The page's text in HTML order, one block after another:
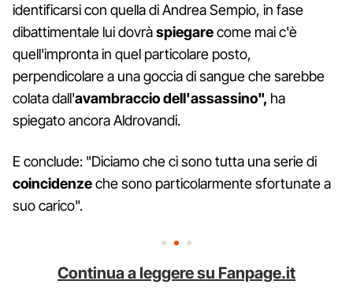
identificarsi con quella di Andrea Sempio, in fase
dibattimentale lui dovràspiegarecome mai c'è
quell'impronta in quel particolare posto,
perpendicolare a una goccia di sangue che sarebbe
colata dall'avambraccio dell'assassino", ha
spiegato ancora Aldrovandi.
E conclude: "Diciamo che ci sono tutta una serie di
coincidenzeche sono particolarmente sfortunate a
suo carico".
Continua a leggere su Fanpage.it